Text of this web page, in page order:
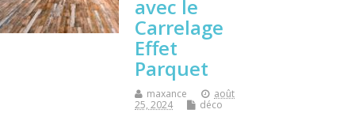
avec le
Carrelage
Effet
Parquet
maxance
août
25, 2024
déco